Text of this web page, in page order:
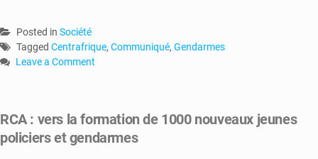
Posted in Société
Tagged Centrafrique, Communiqué, Gendarmes
Leave a Comment
la
gendarmerie
RCA : vers la formation de 1000 nouveaux jeunes
policiers et gendarmes